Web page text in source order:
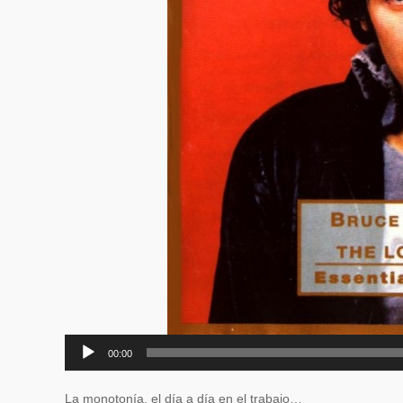
00:00
La monotonía, el día a día en el trabajo…